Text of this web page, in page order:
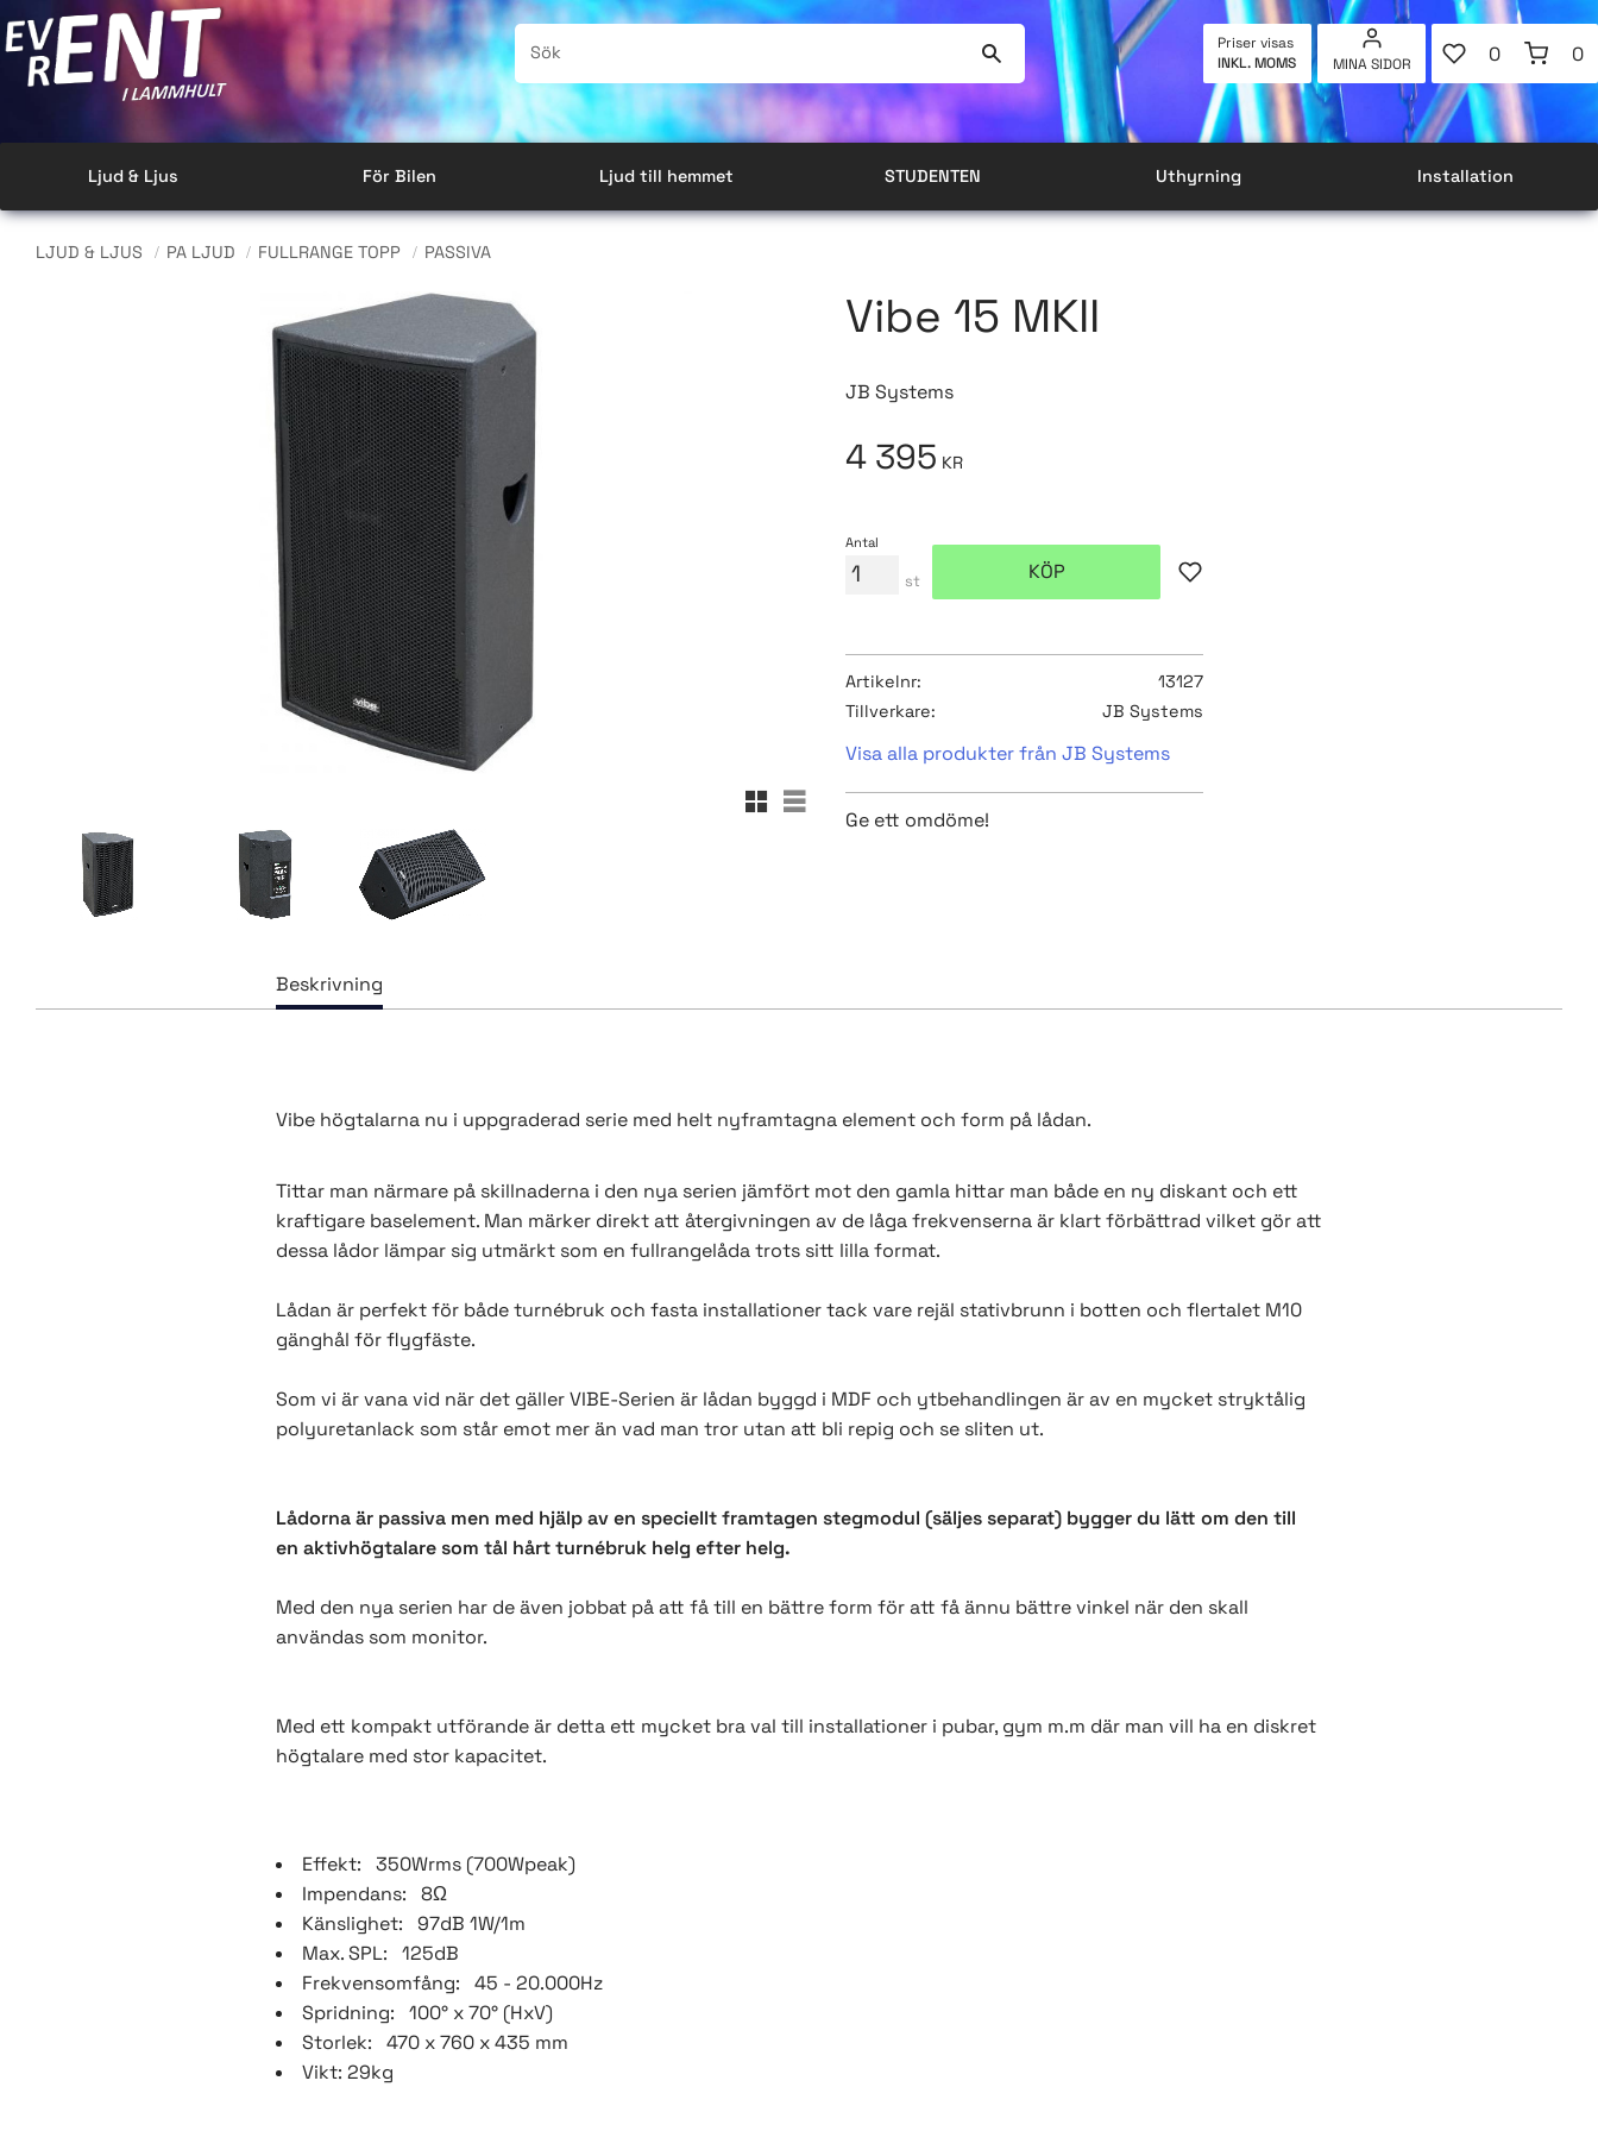
Priser visas
INKL. MOMS
MINA SIDOR
FAVORITER
ANTAL
0 0
Ljud & Ljus För Bilen Ljud till hemmet STUDENTEN Uthyrning Installation
LJUD & LJUS PA LJUD FULLRANGE TOPP PASSIVA
Vibe 15 MKII
JB Systems
Rutnätsvy
Listvy
4 395 KR
Antal
st KÖP Lägg till i favoriter
Artikelnr
13127
Tillverkare
JB Systems
Visa alla produkter från JB Systems
Ge ett omdöme!
Vibe högtalarna nu i uppgraderad serie med helt nyframtagna element och form på lådan.
Tittar man närmare på skillnaderna i den nya serien jämfört mot den gamla hittar man både en ny diskant och ett
kraftigare baselement. Man märker direkt att återgivningen av de låga frekvenserna är klart förbättrad vilket gör att
dessa lådor lämpar sig utmärkt som en fullrangelåda trots sitt lilla format.
Lådan är perfekt för både turnébruk och fasta installationer tack vare rejäl stativbrunn i botten och flertalet M10
gänghål för flygfäste.
Som vi är vana vid när det gäller VIBE-Serien är lådan byggd i MDF och ytbehandlingen är av en mycket stryktålig
polyuretanlack som står emot mer än vad man tror utan att bli repig och se sliten ut.
Lådorna är passiva men med hjälp av en speciellt framtagen stegmodul (säljes separat) bygger du lätt om den till
en aktivhögtalare som tål hårt turnébruk helg efter helg.
Med den nya serien har de även jobbat på att få till en bättre form för att få ännu bättre vinkel när den skall
användas som monitor.
Med ett kompakt utförande är detta ett mycket bra val till installationer i pubar, gym m.m där man vill ha en diskret
högtalare med stor kapacitet.
Effekt: 350Wrms (700Wpeak)
Impendans: 8Ω
Känslighet: 97dB 1W/1m
Max. SPL: 125dB
Frekvensomfång: 45 - 20.000Hz
Spridning: 100° x 70° (HxV)
Storlek: 470 x 760 x 435 mm
Vikt: 29kg